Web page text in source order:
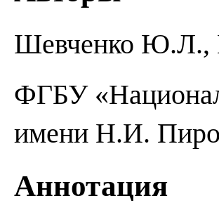
Шевченко Ю.Л.,
ФГБУ
имени Н.И.
Аннотация